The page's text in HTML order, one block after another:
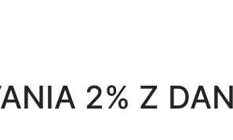
2% Z